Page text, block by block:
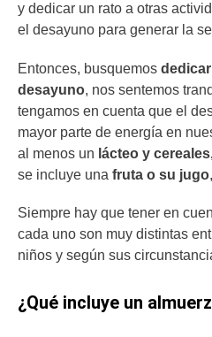
y dedicar un rato a otras
el desayuno para generar la
Entonces, busquemos
desayuno, nos sentemos
tengamos en cuenta que el
mayor parte de energía en
al menos un lácteo y
se incluye una fruta o su jugo
Siempre hay que tener en
cada uno son muy distintas
niños y según sus
¿Qué incluye un